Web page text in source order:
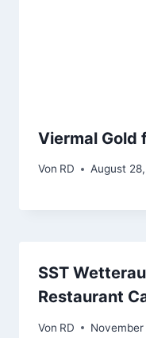
Viermal Gold
Von RD August
SST
Restaurant
Von RD November